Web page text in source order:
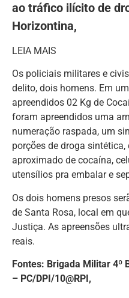
ao tráfico ilícito de
Horizontina,
LEIA MAIS
Os policiais militares e
delito, dois homens. Em
apreendidos 02 Kg de
foram apreendidos uma
numeração raspada, um
porções de droga
aproximado de cocaína,
utensílios pra embalar e
Os dois homens presos
de Santa Rosa, local em
Justiça. As apreensões
reais.
Fontes: Brigada Militar 4º
– PC/DPI/10@RPI,